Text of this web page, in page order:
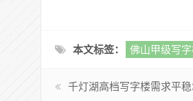
本文标签： 佛山甲级写
千灯湖高档写字楼需求平